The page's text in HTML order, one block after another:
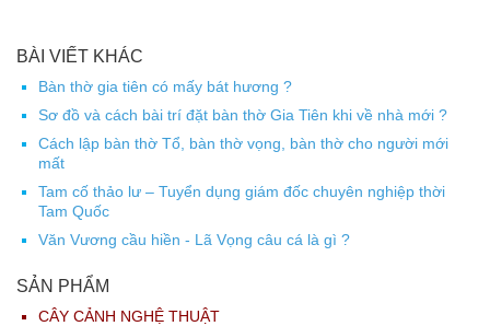
BÀI VIẾT KHÁC
Bàn thờ gia tiên có mấy bát hương ?
Sơ đồ và cách bài trí đặt bàn thờ Gia Tiên khi về nhà mới ?
Cách lập bàn thờ Tổ, bàn thờ vọng, bàn thờ cho người mới
mất
Tam cố thảo lư – Tuyển dụng giám đốc chuyên nghiệp thời
Tam Quốc
Văn Vương cầu hiền - Lã Vọng câu cá là gì ?
SẢN PHẨM
CÂY CẢNH NGHỆ THUẬT